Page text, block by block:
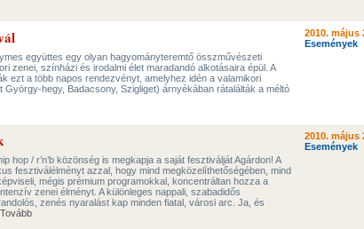
együttes egy olyan hagyományteremtő összművészeti
zenei, színházi és irodalmi élet maradandó alkotásaira épül. A
ezt a több napos rendezvényt, amelyhez idén a valamikori
György-hegy, Badacsony, Szigliget) árnyékában rátalálták a méltó
2010. május
Események
hop / r’n’b közönség is megkapja a saját fesztiválját Agárdon! A
fesztiválélményt azzal, hogy mind megközelíthetőségében, mind
mégis prémium programokkal, koncentráltan hozza a
zenei élményt. A különleges nappali, szabadidős
zenés nyaralást kap minden fiatal, városi arc. Ja, és
Tovább
2010. május
Események